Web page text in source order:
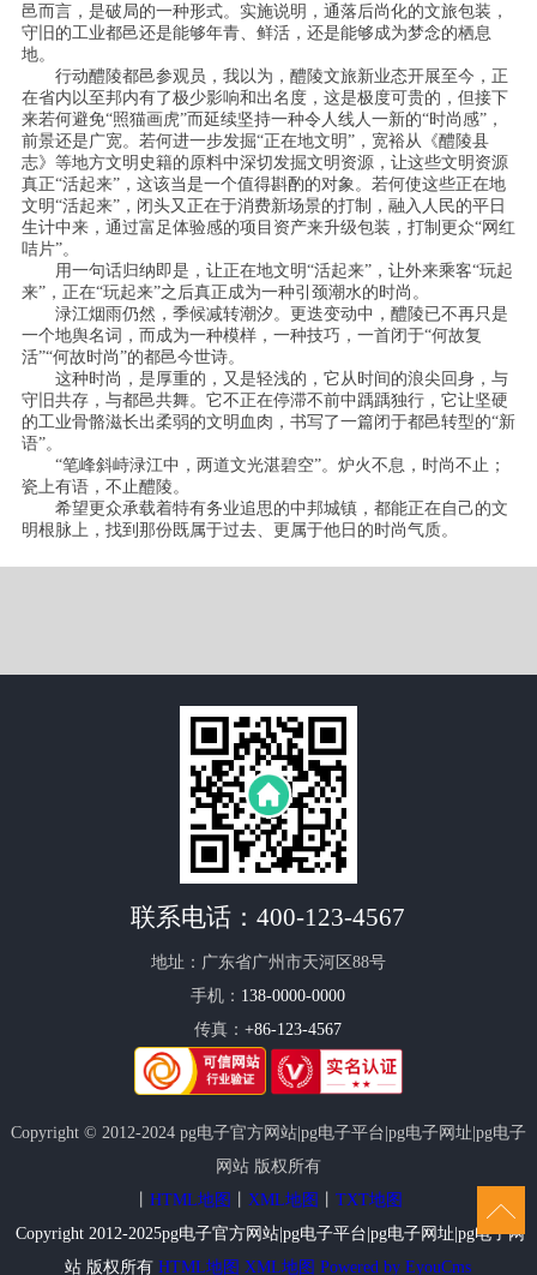
邑而言，是破局的一种形式。实施说明，通落后尚化的文旅包装，
守旧的工业都邑还是能够年青、鲜活，还是能够成为梦念的栖息
地。
行动醴陵都邑参观员，我以为，醴陵文旅新业态开展至今，正
在省内以至邦内有了极少影响和出名度，这是极度可贵的，但接下
来若何避免“照猫画虎”而延续坚持一种令人线人一新的“时尚感”，
前景还是广宽。若何进一步发掘“正在地文明”，宽裕从《醴陵县
志》等地方文明史籍的原料中深切发掘文明资源，让这些文明资源
真正“活起来”，这该当是一个值得斟酌的对象。若何使这些正在地
文明“活起来”，闭头又正在于消费新场景的打制，融入人民的平日
生计中来，通过富足体验感的项目资产来升级包装，打制更众“网红
咭片”。
用一句话归纳即是，让正在地文明“活起来”，让外来乘客“玩起
来”，正在“玩起来”之后真正成为一种引颈潮水的时尚。
渌江烟雨仍然，季候减转潮汐。更迭变动中，醴陵已不再只是
一个地舆名词，而成为一种模样，一种技巧，一首闭于“何故复
活”“何故时尚”的都邑今世诗。
这种时尚，是厚重的，又是轻浅的，它从时间的浪尖回身，与
守旧共存，与都邑共舞。它不正在停滞不前中踽踽独行，它让坚硬
的工业骨骼滋长出柔弱的文明血肉，书写了一篇闭于都邑转型的“新
语”。
“笔峰斜峙渌江中，两道文光湛碧空”。炉火不息，时尚不止；
瓷上有语，不止醴陵。
希望更众承载着特有务业追思的中邦城镇，都能正在自己的文
明根脉上，找到那份既属于过去、更属于他日的时尚气质。
联系电话：400-123-4567
地址：广东省广州市天河区88号
手机： 138-0000-0000
传真：+86-123-4567
Copyright © 2012-2024 pg电子官方网站|pg电子平台|pg电子网址|pg电子
网站 版权所有
丨HTML地图 XML地图 丨TXT地图
Copyright 2012-2025pg电子官方网站|pg电子平台|pg电子网址|pg电子网
站 版权所有HTML地图 XML地图 Powered by EyouCms